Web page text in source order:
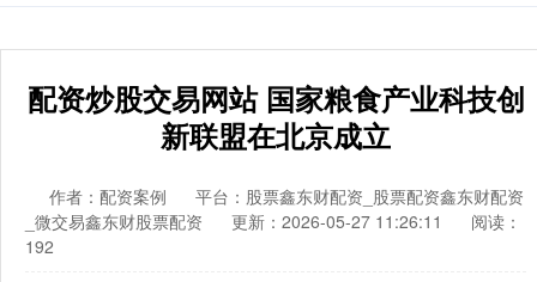
配资炒股交易网站 国家粮食产业科技创
新联盟在北京成立
作者：配资案例
平台：股票鑫东财配资_股票配资鑫东财配资
_微交易鑫东财股票配资
更新：2026-05-27 11:26:11
阅读：
192